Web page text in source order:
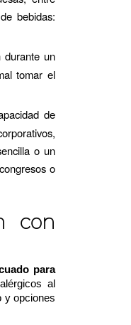
bebidas:
durante un
tomar el
de
o un
o
con
para
al
y opciones